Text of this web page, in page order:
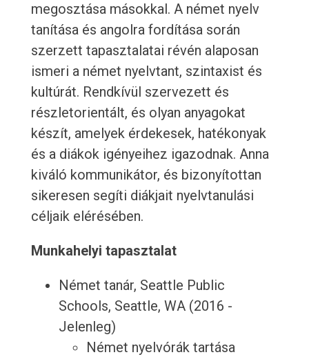
megosztása másokkal. A német nyelv
tanítása és angolra fordítása során
szerzett tapasztalatai révén alaposan
ismeri a német nyelvtant, szintaxist és
kultúrát. Rendkívül szervezett és
részletorientált, és olyan anyagokat
készít, amelyek érdekesek, hatékonyak
és a diákok igényeihez igazodnak. Anna
kiváló kommunikátor, és bizonyítottan
sikeresen segíti diákjait nyelvtanulási
céljaik elérésében.
Munkahelyi tapasztalat
Német tanár, Seattle Public
Schools, Seattle, WA (2016 -
Jelenleg)
Német nyelvórák tartása